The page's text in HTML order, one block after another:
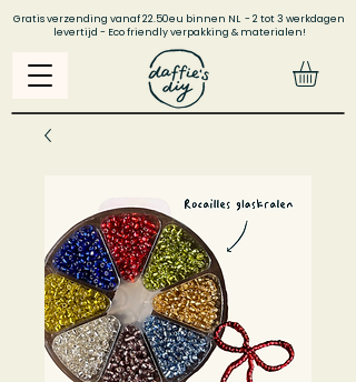
Gratis verzending vanaf 22.50eu binnen NL - 2 tot 3 werkdagen
levertijd - Eco friendly verpakking & materialen!